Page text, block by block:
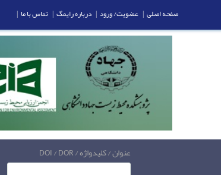
عنوان / کلیدواژه / DOI / DOR
صفحه اصلی | عضویت/ ورود | درباره رایمگ | تماس با ما |